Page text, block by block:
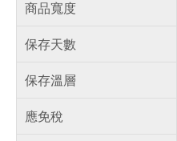
商品寬度
保存天數
保存溫層
應免稅